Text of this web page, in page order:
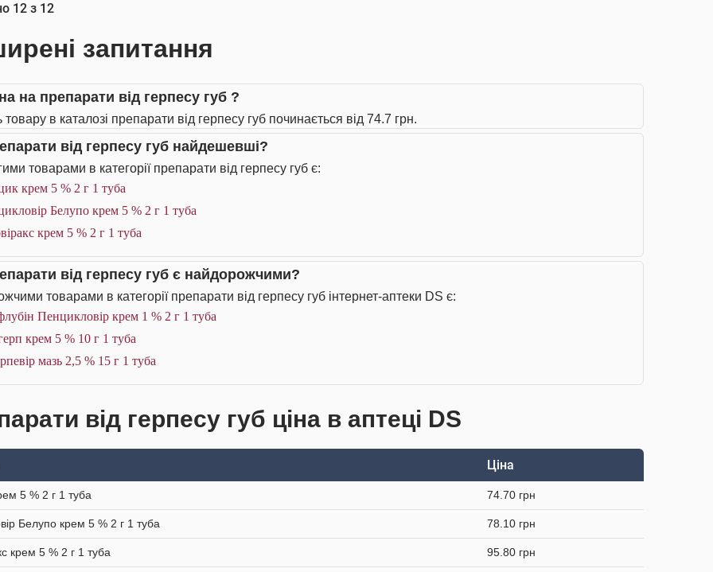
12 з 12
запитання
на препарати від герпесу губ ?
товару в каталозі препарати від герпесу губ починається від 74.7 грн.
від герпесу губ найдешевші?
товарами в категорії препарати від герпесу губ є:
крем 5 % 2 г 1 туба
Белупо крем 5 % 2 г 1 туба
крем 5 % 2 г 1 туба
від герпесу губ є найдорожчими?
товарами в категорії препарати від герпесу губ інтернет-аптеки DS є:
Пенцикловір крем 1 % 2 г 1 туба
крем 5 % 10 г 1 туба
мазь 2,5 % 15 г 1 туба
від герпесу губ ціна в аптеці DS
Ціна
5 % 2 г 1 туба 74.70 грн
Белупо крем 5 % 2 г 1 туба 78.10 грн
крем 5 % 2 г 1 туба 95.80 грн